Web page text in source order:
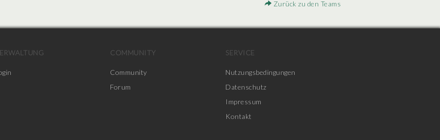
Zurück zu den Teams
COMMUNITY
Community
Forum
SERVICE
Nutzungsbedingungen
Datenschutz
Impressum
Kontakt